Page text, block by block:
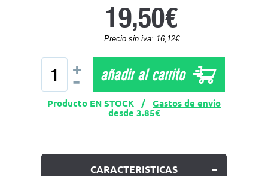
19,50€
Precio sin iva: 16,12€
+
- añadir al carrito
Producto EN STOCK / Gastos de envío
desde 3.85€
CARACTERISTICAS